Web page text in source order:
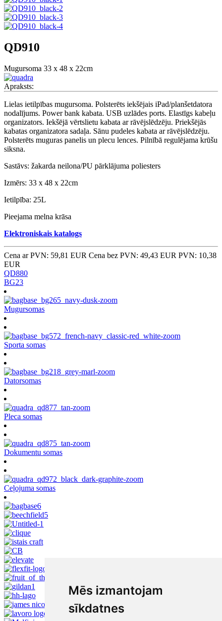
Mēs izmantojam
sīkdatnes
QD910
Mugursoma 33 x 48 x 22cm
Apraksts:
Lielas ietilpības mugursoma. Polsterēts iekšējais iPad/planšetdatora
nodalījums. Power bank kabata. USB uzlādes ports. Elastīgs kabeļu
organizators. Iekšējā vērtslietu kabata ar rāvējslēdzēju. Priekšējās
kabatas organizatora sadaļa. Sānu pudeles kabata ar rāvējslēdzēju.
Polsterēts muguras panelis un plecu lences. Pilnībā regulējama krūšu
siksna.
Sastāvs: žakarda neilona/PU pārklājuma poliesters
Izmērs: 33 x 48 x 22cm
Ietilpība: 25L
Pieejama melna krāsa
Elektroniskais katalogs
Cena ar PVN: 59,81 EUR Cena bez PVN: 49,43 EUR PVN: 10,38
EUR
QD880
BG23
Mugursomas
Sporta somas
Datorsomas
Pleca somas
Dokumentu somas
Ceļojuma somas